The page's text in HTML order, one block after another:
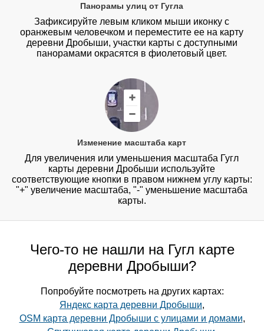
Панорамы улиц от Гугла
Зафиксируйте левым кликом мыши иконку с
оранжевым человечком и переместите ее на карту
деревни Дробыши, участки карты с доступными
панорамами окрасятся в фиолетовый цвет.
Изменение масштаба карт
Для увеличения или уменьшения масштаба Гугл
карты деревни Дробыши используйте
соответствующие кнопки в правом нижнем углу карты:
"+" увеличение масштаба, "-" уменьшение масштаба
карты.
Чего-то не нашли на Гугл карте
деревни Дробыши?
Попробуйте посмотреть на других картах:
Яндекс карта деревни Дробыши,
OSM карта деревни Дробыши с улицами и домами,